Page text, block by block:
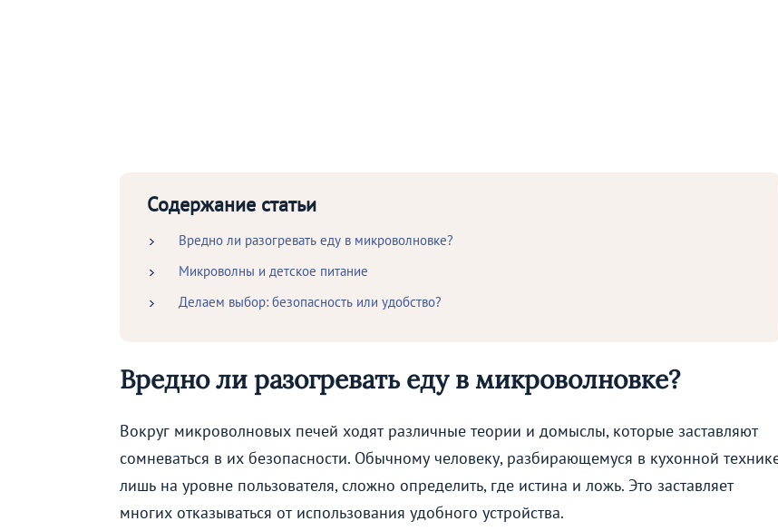
Содержание статьи
Вредно ли разогревать еду в микроволновке?
Микроволны и детское питание
Делаем выбор: безопасность или удобство?
Вредно ли разогревать еду в микроволновке?
Вокруг микроволновых печей ходят различные теории и домыслы, которые заставляют
сомневаться в их безопасности. Обычному человеку, разбирающемуся в кухонной
лишь на уровне пользователя, сложно определить, где истина и ложь. Это заставляет
многих отказываться от использования удобного устройства.